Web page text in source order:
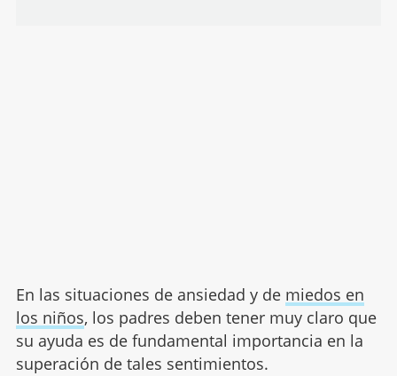
En las situaciones de ansiedad y de miedos en
los niños, los padres deben tener muy claro que
su ayuda es de fundamental importancia en la
superación de tales sentimientos.